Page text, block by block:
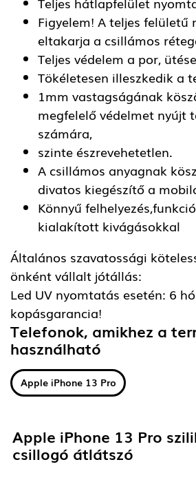
Figyelem! A teljes felületű
eltakarja a csillámos
Teljes védelem a por,
Tökéletesen illeszkedik a
1mm vastagságának
megfelelő védelmet nyújt
számára,
szinte észrevehetetlen.
A csillámos anyagnak
divatos kiegészítő a
Könnyű
kialakított kivágásokkal
Általános szavatossági
önként vállalt jótállás:
Led UV nyomtatás esetén: 6
kopásgarancia!
Telefonok, amikhez a
használható
Apple iPhone 13 Pro
Apple iPhone 13 Pro
csillogó átlátszó